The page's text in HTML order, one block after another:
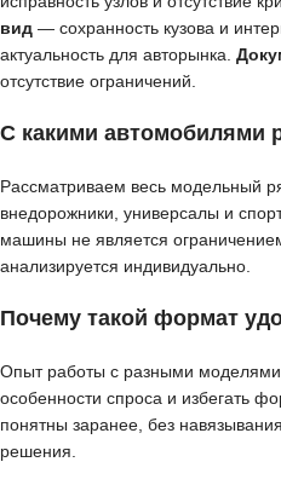
вид — сохранность кузова и
актуальность для авторынка.
отсутствие ограничений.
С какими автомобилями
Рассматриваем весь модельный
внедорожники, универсалы и
машины не является
анализируется индивидуально.
Почему такой формат
Опыт работы с разными моделями
особенности спроса и избегать
понятны заранее, без
решения.